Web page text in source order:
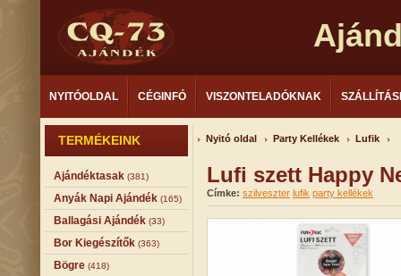
NYITÓOLDAL CÉGINFÓ VISZONTELADÓKNAK
TERMÉKEINK
Ajándéktasak (381)
Anyák Napi Ajándék (165)
Ballagási Ajándék (33)
Bor Kiegészítők (363)
Bögre (418)
Nyitó oldal Party Kellékek Lufik
Lufi szett Happy
Címke: szilveszter lufik party kellékek